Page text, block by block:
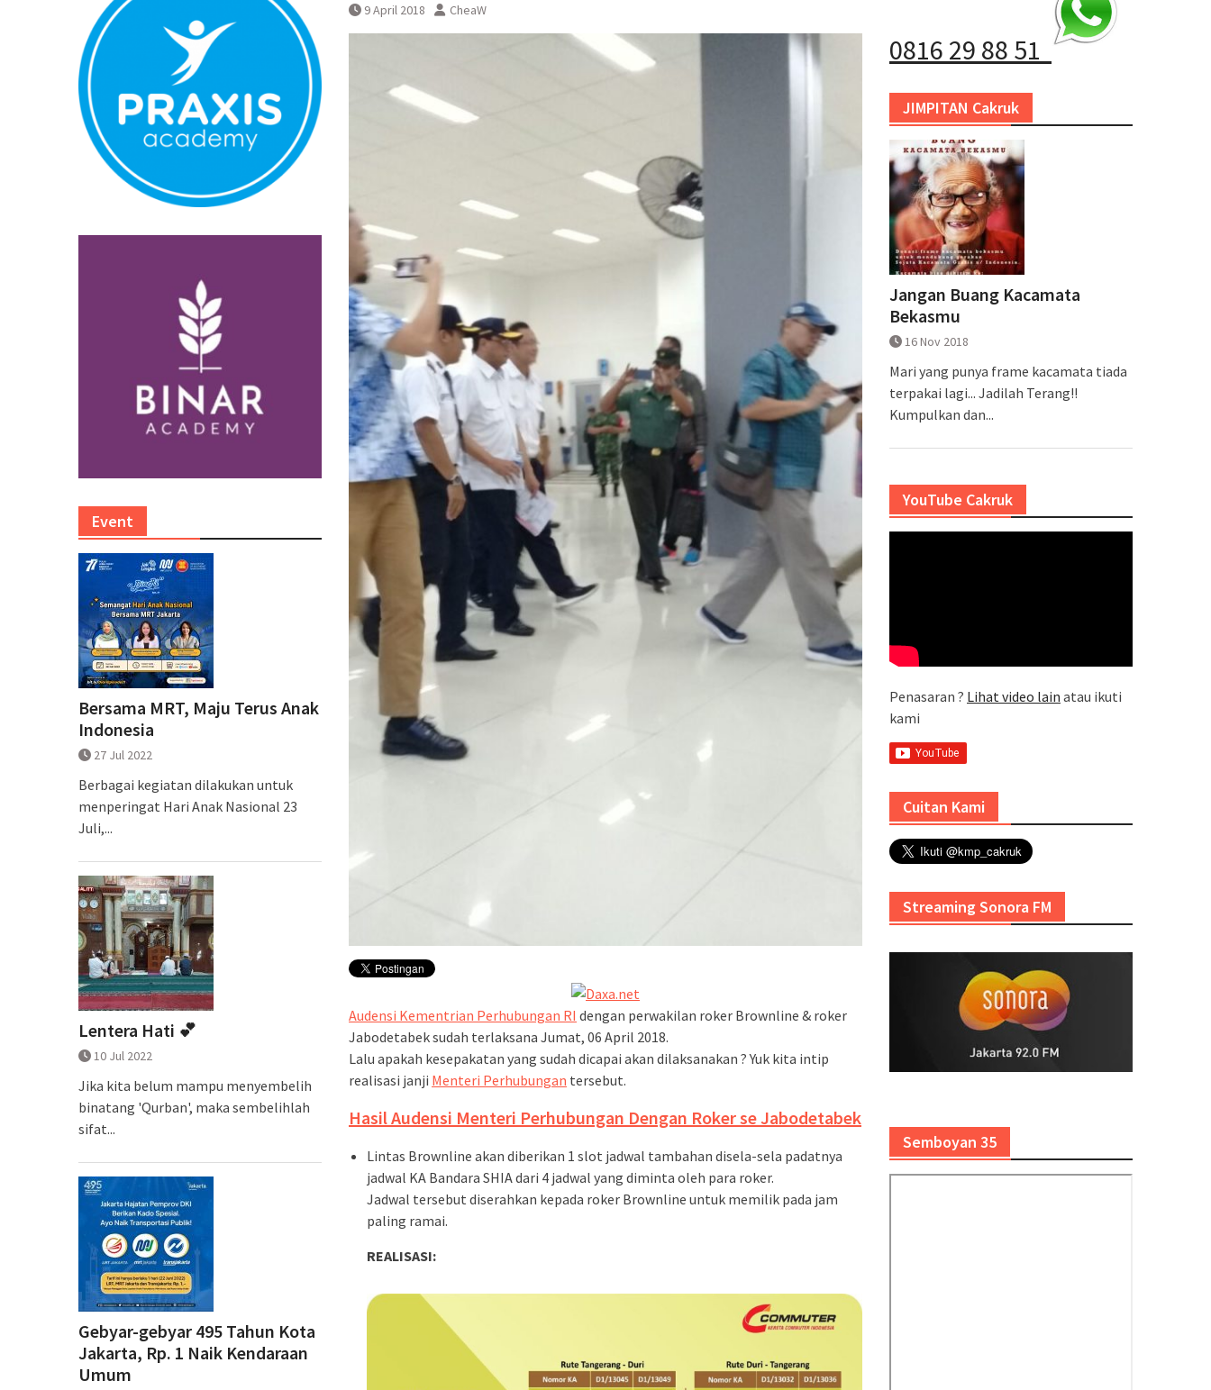
9 April 2018 CheaW
Audensi Kementrian Perhubungan RI dengan perwakilan roker Brownline & roker
Jabodetabek sudah terlaksana Jumat, 06 April 2018.
Lalu apakah kesepakatan yang sudah dicapai akan dilaksanakan ? Yuk kita intip
realisasi janji Menteri Perhubungan tersebut.
Hasil Audensi Menteri Perhubungan Dengan Roker se Jabodetabek
Lintas Brownline akan diberikan 1 slot jadwal tambahan disela-sela padatnya
jadwal KA Bandara SHIA dari 4 jadwal yang diminta oleh para roker.
Jadwal tersebut diserahkan kepada roker Brownline untuk memilik pada jam
paling ramai.
REALISASI:
0816 29 88 51
JIMPITAN Cakruk
Jangan Buang Kacamata
Bekasmu
16 Nov 2018
Mari yang punya frame kacamata tiada
terpakai lagi... Jadilah Terang!!
Kumpulkan dan...
YouTube Cakruk
Penasaran ? Lihat video lain atau ikuti
kami
Cuitan Kami
Streaming Sonora FM
Semboyan 35
Event
Bersama MRT, Maju Terus Anak
Indonesia
27 Jul 2022
Berbagai kegiatan dilakukan untuk
menperingat Hari Anak Nasional 23
Juli,...
Lentera Hati 💕
10 Jul 2022
Jika kita belum mampu menyembelih
binatang 'Qurban', maka sembelihlah
sifat...
Gebyar-gebyar 495 Tahun Kota
Jakarta, Rp. 1 Naik Kendaraan
Umum